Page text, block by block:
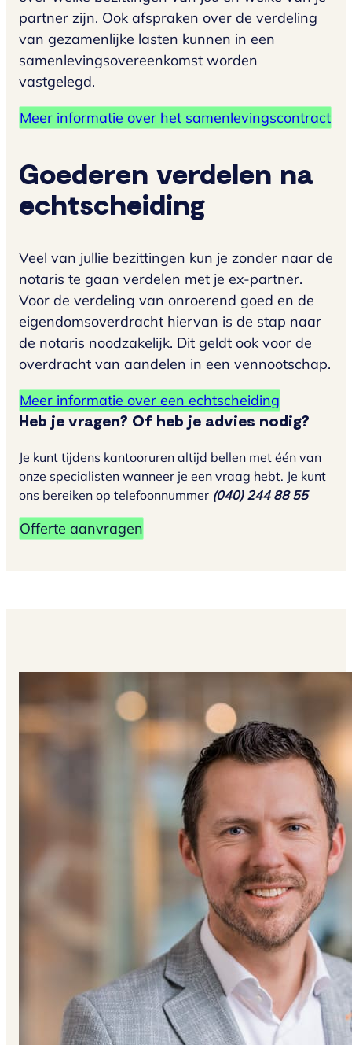
Heb je vragen? Of heb je advies nodig?
Je kunt tijdens kantooruren altijd bellen met één van
onze specialisten wanneer je een vraag hebt. Je kunt
ons bereiken op telefoonnummer (040) 244 88 55
Offerte aanvragen
partner zijn. Ook afspraken over de verdeling
van gezamenlijke lasten kunnen in een
samenlevingsovereenkomst worden
vastgelegd.
Meer informatie over het samenlevingscontract
Goederen verdelen na
echtscheiding
Veel van jullie bezittingen kun je zonder naar de
notaris te gaan verdelen met je ex-partner.
Voor de verdeling van onroerend goed en de
eigendomsoverdracht hiervan is de stap naar
de notaris noodzakelijk. Dit geldt ook voor de
overdracht van aandelen in een vennootschap.
Meer informatie over een echtscheiding